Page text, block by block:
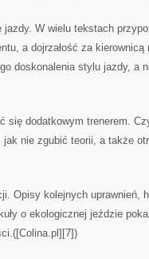
jazdy. W wielu tekstach
a dojrzałość za
doskonalenia stylu jazdy, a
się dodatkowym trenerem.
jak nie zgubić teorii, a także
Opisy kolejnych uprawnień,
o ekologicznej jeździe